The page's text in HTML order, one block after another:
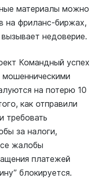
материалы можно
на фриланс-биржах,
недоверие.
Командный успех
мошенническими
на потерю 10
как отправили
требовать
за налоги,
жалобы
платежей
блокируется.